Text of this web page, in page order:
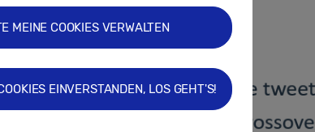
MEINE COOKIES VERWALTEN
EINVERSTANDEN, LOS GEHT'S!